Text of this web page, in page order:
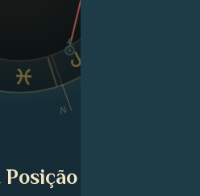
IV
planetária